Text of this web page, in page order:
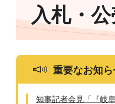
入札・
重要なお知ら
知事記者会見「『岐